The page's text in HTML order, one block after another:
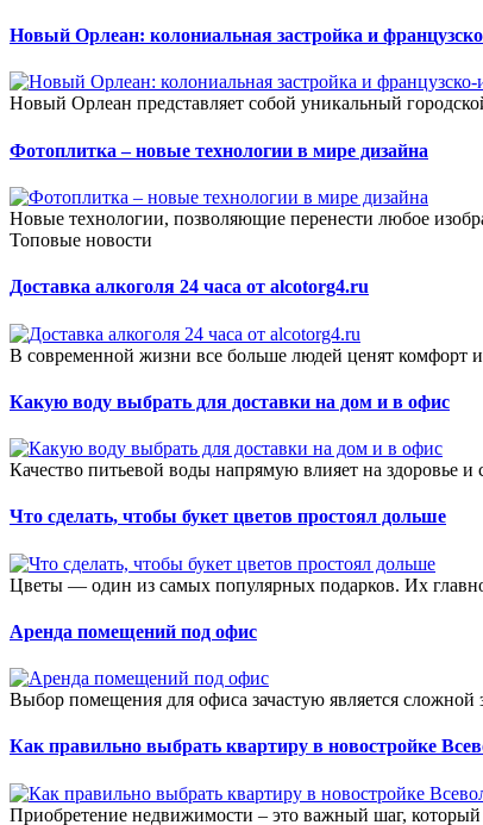
Новый Орлеан: колониальная застройка и
Новый Орлеан представляет собой уникальный
Фотоплитка – новые технологии в мире дизайна
Новые технологии, позволяющие перенести любое
Топовые новости
Доставка алкоголя 24 часа от alcotorg4.ru
В современной жизни все больше людей ценят комфорт
Какую воду выбрать для доставки на дом и в офис
Качество питьевой воды напрямую влияет на здоровье
Что сделать, чтобы букет цветов простоял дольше
Цветы — один из самых популярных подарков. Их
Аренда помещений под офис
Выбор помещения для офиса зачастую является
Как правильно выбрать квартиру в новостройке
Приобретение недвижимости – это важный шаг,